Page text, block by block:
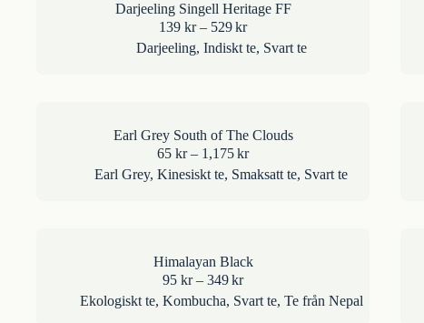
Darjeeling Singell Heritage FF
139 kr – 529 krPrisintervall:
139kr
till
Darjeeling, Indiskt te, Svart te
Earl Grey South of The Clouds
65 kr – 1,175 krPrisintervall:
65kr
Earl Grey,Kinesiskt te, Smaksatt te, Svart te
Himalayan Black
95 kr – 349 krPrisintervall:
95kr
Ekologiskt te, Kombucha, Svart te, Te från Nepal